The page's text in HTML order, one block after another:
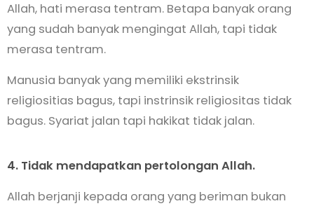
Allah, hati merasa tentram. Betapa banyak orang
yang sudah banyak mengingat Allah, tapi tidak
merasa tentram.
Manusia banyak yang memiliki ekstrinsik
religiositias bagus, tapi instrinsik religiositas tidak
bagus. Syariat jalan tapi hakikat tidak jalan.
4. Tidak mendapatkan pertolongan Allah.
Allah berjanji kepada orang yang beriman bukan